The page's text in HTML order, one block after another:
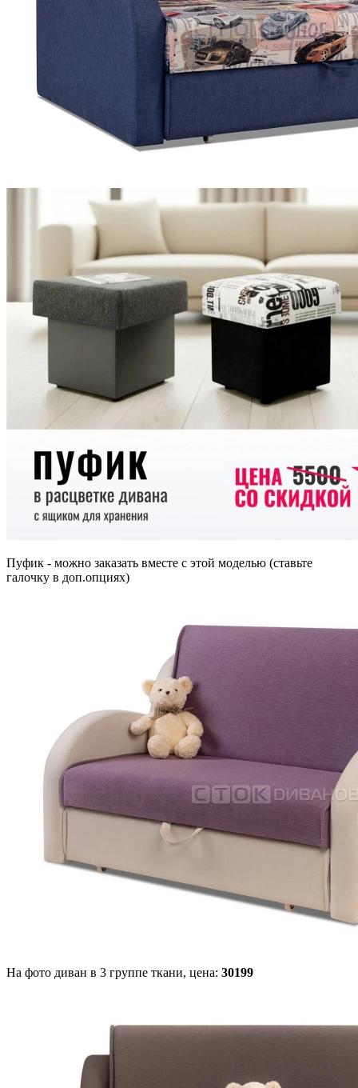
Пуфик - можно заказать вместе с этой моделью (ставьте
галочку в доп.опциях)
На фото диван в 3 группе ткани, цена: 30199